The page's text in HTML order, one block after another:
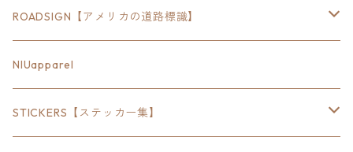
ROADSIGN【アメリカの道路標識】
18inch×6inch
18inch×8inch
NIUapparel
STICKERS【ステッカー集】